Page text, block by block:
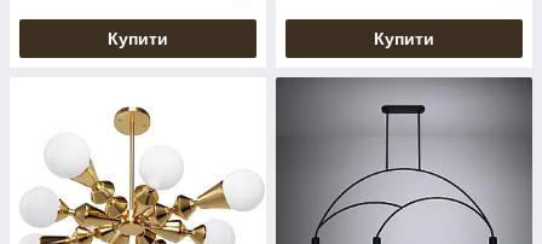
Купити Купити